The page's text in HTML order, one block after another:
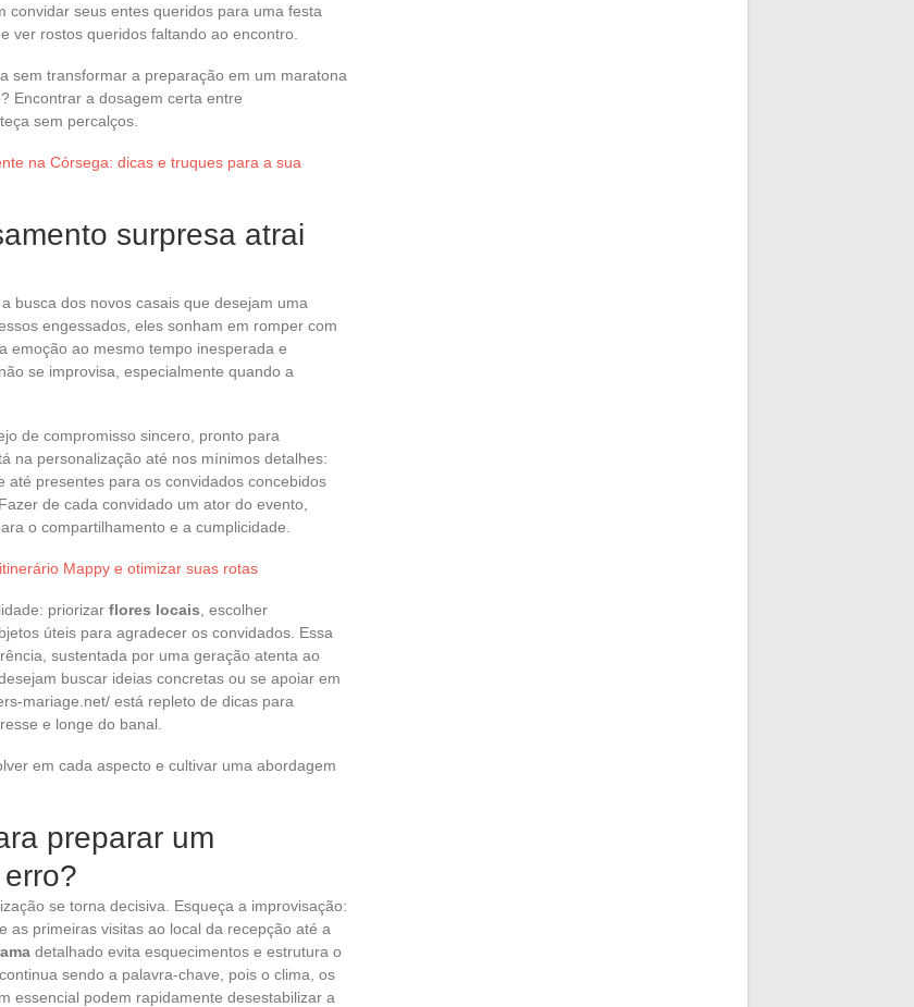
convidar seus entes queridos para uma festa
ver rostos queridos faltando ao encontro.
sem transformar a preparação em um maratona
Encontrar a dosagem certa entre
sem percalços.
na Córsega: dicas e truques para a sua
surpresa atrai
busca dos novos casais que desejam uma
engessados, eles sonham em romper com
emoção ao mesmo tempo inesperada e
não se improvisa, especialmente quando a
de compromisso sincero, pronto para
na personalização até nos mínimos detalhes:
até presentes para os convidados concebidos
de cada convidado um ator do evento,
o compartilhamento e a cumplicidade.
Mappy e otimizar suas rotas
priorizar flores locais , escolher
úteis para agradecer os convidados. Essa
sustentada por uma geração atenta ao
buscar ideias concretas ou se apoiar em
mariage.net/ está repleto de dicas para
e longe do banal.
em cada aspecto e cultivar uma abordagem
preparar um
se torna decisiva. Esqueça a improvisação:
as primeiras visitas ao local da recepção até a
detalhado evita esquecimentos e estrutura o
sendo a palavra-chave, pois o clima, os
essencial podem rapidamente desestabilizar a